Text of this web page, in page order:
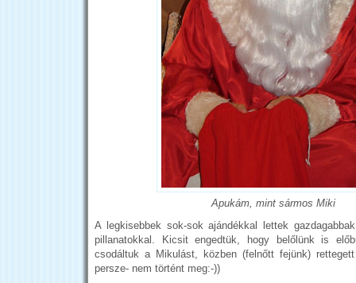
Apukám, mint sármos Miki
A legkisebbek sok-sok ajándékkal lettek
pillanatokkal. Kicsit engedtük, hogy belőlünk is
csodáltuk a Mikulást, közben (felnőtt fejünk)
persze- nem történt meg:-))